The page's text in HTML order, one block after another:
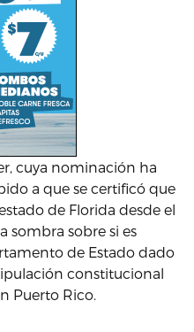
cuya nominación ha
a que se certificó que
de Florida desde el
sombra sobre si es
de Estado dado
constitucional
Puerto Rico.